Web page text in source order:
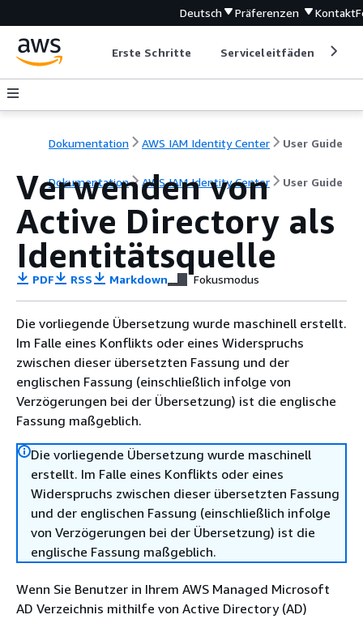
Deutsch Präferenzen Kontakt
Erste Schritte Serviceleitfäden
Dokumentation AWS IAM Identity Center User Guide
Dokumentation AWS IAM Identity Center User Guide
Verwenden von
Active Directory als
Identitätsquelle
PDF RSS Markdown Fokusmodus
Die vorliegende Übersetzung wurde maschinell erstellt.
Im Falle eines Konflikts oder eines Widerspruchs
zwischen dieser übersetzten Fassung und der
englischen Fassung (einschließlich infolge von
Verzögerungen bei der Übersetzung) ist die englische
Fassung maßgeblich.
Die vorliegende Übersetzung wurde maschinell
erstellt. Im Falle eines Konflikts oder eines
Widerspruchs zwischen dieser übersetzten Fassung
und der englischen Fassung (einschließlich infolge
von Verzögerungen bei der Übersetzung) ist die
englische Fassung maßgeblich.
Wenn Sie Benutzer in Ihrem AWS Managed Microsoft
AD Verzeichnis mithilfe von Active Directory (AD)